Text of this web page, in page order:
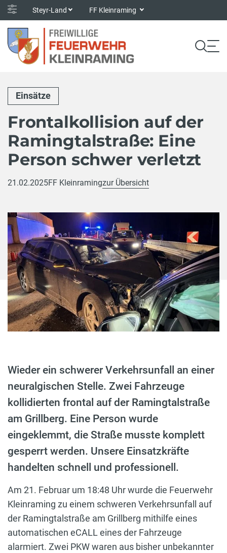
Steyr-Land FF Kleinraming
Einsätze
Frontalkollision auf der
Ramingtalstraße: Eine
Person schwer verletzt
21.02.2025FF Kleinramingzur Übersicht
Wieder ein schwerer Verkehrsunfall an einer
neuralgischen Stelle. Zwei Fahrzeuge
kollidierten frontal auf der Ramingtalstraße
am Grillberg. Eine Person wurde
eingeklemmt, die Straße musste komplett
gesperrt werden. Unsere Einsatzkräfte
handelten schnell und professionell.
Am 21. Februar um 18:48 Uhr wurde die Feuerwehr
Kleinraming zu einem schweren Verkehrsunfall auf
der Ramingtalstraße am Grillberg mithilfe eines
automatischen eCALL eines der Fahrzeuge
alarmiert. Zwei PKW waren aus bisher unbekannter